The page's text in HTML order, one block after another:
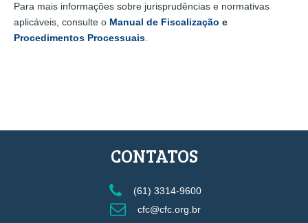
Para mais informações sobre jurisprudências e normativas
aplicáveis, consulte o Manual de Fiscalização e
Procedimentos Processuais
CONTATOS
(61) 3314-9600
cfc@cfc.org.br